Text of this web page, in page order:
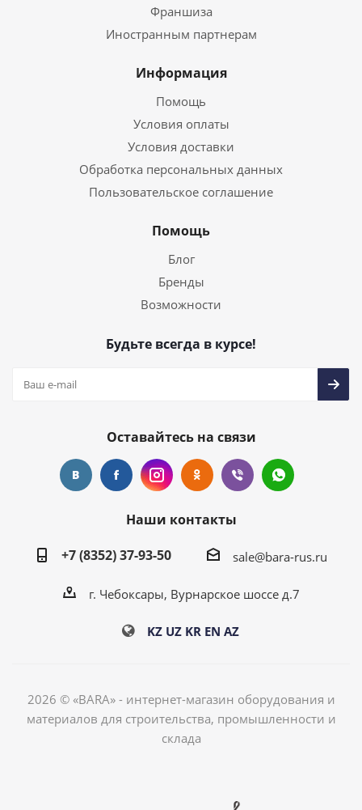
Франшиза
Иностранным партнерам
Информация
Помощь
Условия оплаты
Условия доставки
Обработка персональных данных
Пользовательское соглашение
Помощь
Блог
Бренды
Возможности
Будьте всегда в курсе!
Оставайтесь на связи
Наши контакты
+7 (8352) 37-93-50
sale@bara-rus.ru
г. Чебоксары, Вурнарское шоссе д.7
KZ UZ KR EN AZ
2026 © «BARA» - интернет-магазин оборудования и
материалов для строительства, промышленности и
склада